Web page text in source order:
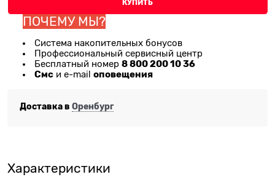
КУПИТЬ
ПОЧЕМУ МЫ?
Система накопительных бонусов
Профессиональный сервисный центр
Бесплатный номер 8 800 200 10 36
Смс и e-mail оповещения
Доставка в Оренбург
Характеристики